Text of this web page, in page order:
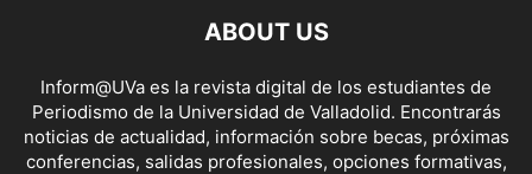
ABOUT US
Inform@UVa es la revista digital de los estudiantes de
Periodismo de la Universidad de Valladolid. Encontrarás
noticias de actualidad, información sobre becas, próximas
conferencias, salidas profesionales, opciones formativas,